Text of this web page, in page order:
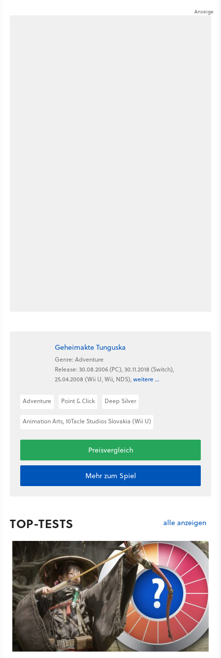
Geheimakte Tunguska
Genre: Adventure
Release: 30.08.2006 (PC), 30.11.2018 (Switch),
25.04.2008 (Wii U, Wii, NDS), weitere ...
Adventure Point & Click Deep Silver
Animation Arts, 10Tacle Studios Slovakia (Wii U)
Preisvergleich
Mehr zum Spiel
TOP-TESTS alle anzeigen